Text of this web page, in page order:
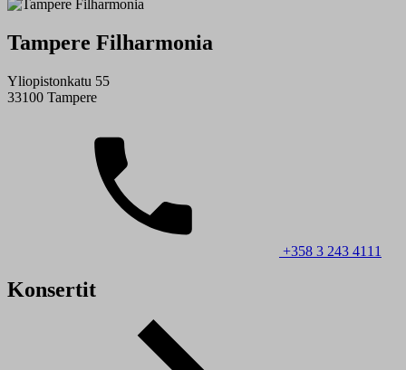
Tampere Filharmonia
Yliopistonkatu 55
33100 Tampere
+358 3 243 4111
Konsertit